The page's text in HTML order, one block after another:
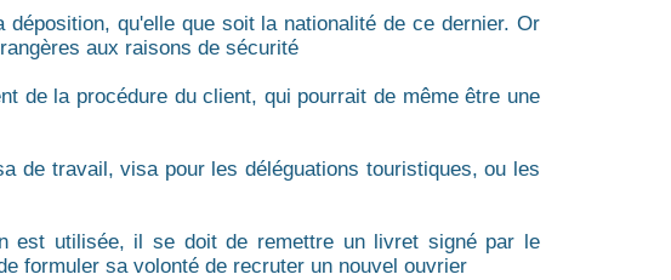
qu'elle que soit la nationalité de ce dernier. Or
aux raisons de sécurité
de la procédure du client, qui pourrait de même être une
de travail, visa pour les déléguations touristiques, ou les
utilisée, il se doit de remettre un livret signé par le
formuler sa volonté de recruter un nouvel ouvrier